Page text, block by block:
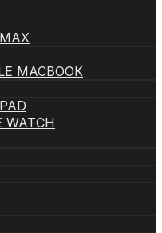
MACBOOK